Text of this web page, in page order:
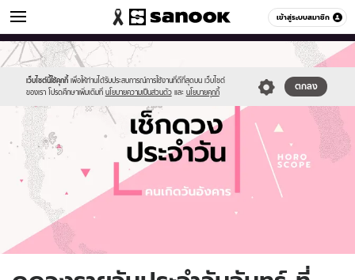
เข้าสู่ระบบสมาชิก
ดูดวง หมวดอื่นๆ
เว็บไซต์นี้ใช้คุกกี้ เพื่อให้ท่านได้รับประสบการณ์การใช้งานที่ดีที่สุดบน เว็บไซต์
ของเรา โปรดศึกษาเพิ่มเติมที่ นโยบายความเป็นส่วนตัว และ นโยบายคุกกี้
ตกลง
Sanook
//s.isanook.com/sr/0/images/logo-
new-
sanook.png
600
60
//s.isanook.com/ho/0/ud/fxd/day/daily-
horoscope-
tuesday.jpg